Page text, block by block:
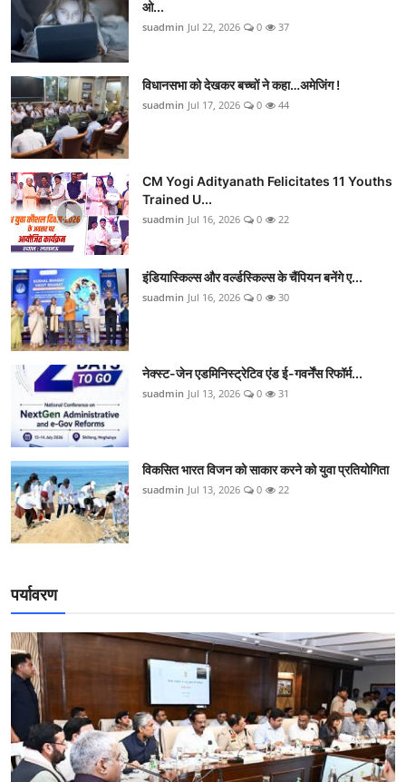
ओ...
suadmin Jul 22, 2026 0 37
विधानसभा को देखकर बच्चों ने कहा…अमेजिंग !
suadmin Jul 17, 2026 0 44
CM Yogi Adityanath Felicitates 11 Youths
Trained U...
suadmin Jul 16, 2026 0 22
इंडियास्किल्स और वर्ल्डस्किल्स के चैंपियन बनेंगे ए...
suadmin Jul 16, 2026 0 30
नेक्स्ट-जेन एडमिनिस्ट्रेटिव एंड ई-गवर्नेंस रिफॉर्म...
suadmin Jul 13, 2026 0 31
विकसित भारत विजन को साकार करने को युवा प्रतियोगिता
suadmin Jul 13, 2026 0 22
पर्यावरण